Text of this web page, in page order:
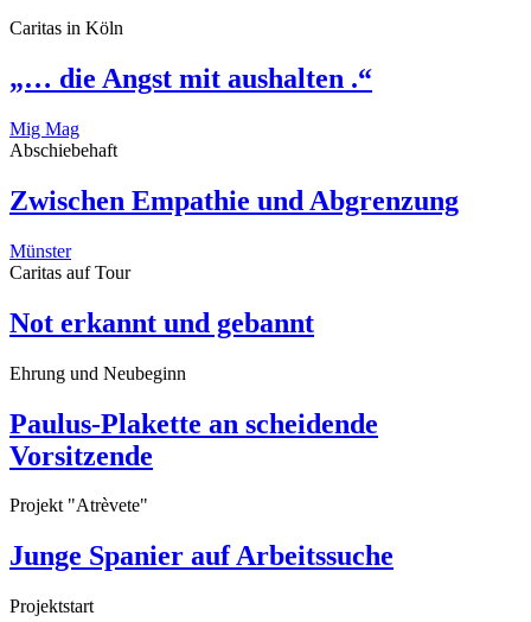
Caritas in Köln
„… die Angst mit aushalten .“
Mig Mag
Abschiebehaft
Zwischen Empathie und Abgrenzung
Münster
Caritas auf Tour
Not erkannt und gebannt
Ehrung und Neubeginn
Paulus-Plakette an scheidende
Vorsitzende
Projekt "Atrèvete"
Junge Spanier auf Arbeitssuche
Projektstart